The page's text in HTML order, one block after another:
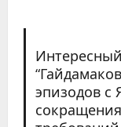
эпизодов с